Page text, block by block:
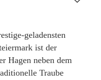
geladensten
ist der
Hagen neben dem
Traube